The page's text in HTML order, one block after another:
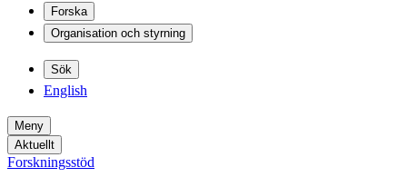
Forska
Organisation och styrning
Sök
English
Meny
Aktuellt
Forskningsstöd